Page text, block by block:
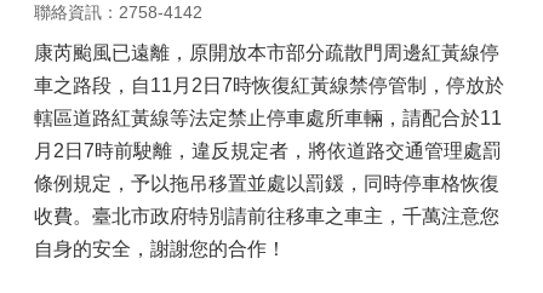
聯絡資訊：2758-4142
康芮颱風已遠離，原開放本市部分疏散門周邊紅黃線停
車之路段，自11月2日7時恢復紅黃線禁停管制，停放於
轄區道路紅黃線等法定禁止停車處所車輛，請配合於11
月2日7時前駛離，違反規定者，將依道路交通管理處罰
條例規定，予以拖吊移置並處以罰鍰，同時停車格恢復
收費。臺北市政府特別請前往移車之車主，千萬注意您
自身的安全，謝謝您的合作！